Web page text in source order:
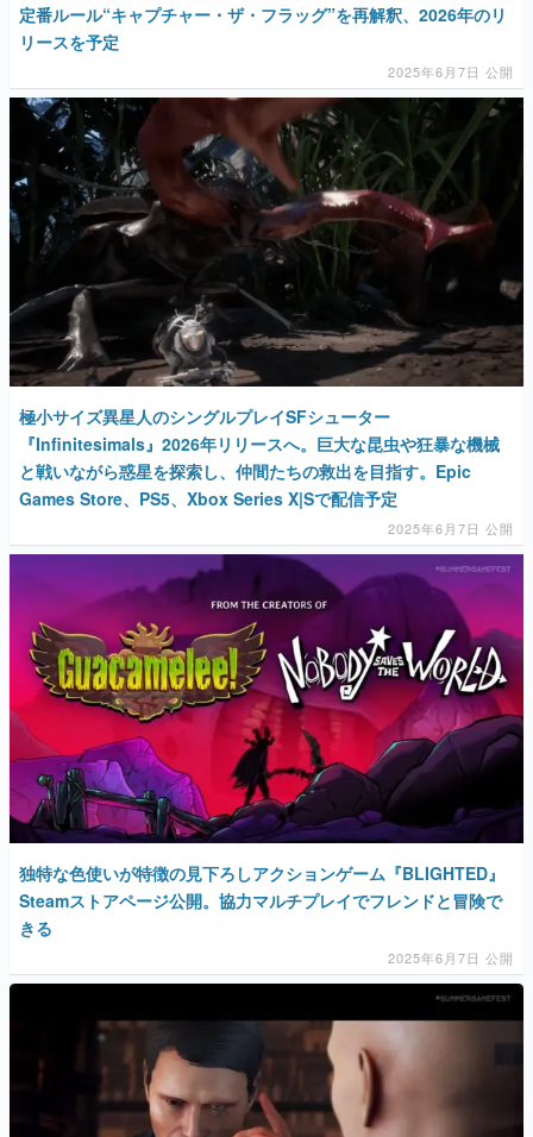
定番ルール“キャプチャー・ザ・フラッグ”を再解釈、2026年のリ
リースを予定
2025年6月7日 公開
極小サイズ異星人のシングルプレイSFシューター
『Infinitesimals』2026年リリースへ。巨大な昆虫や狂暴な機械
と戦いながら惑星を探索し、仲間たちの救出を目指す。Epic
Games Store、PS5、Xbox Series X|Sで配信予定
2025年6月7日 公開
独特な色使いが特徴の見下ろしアクションゲーム『BLIGHTED』
Steamストアページ公開。協力マルチプレイでフレンドと冒険で
きる
2025年6月7日 公開